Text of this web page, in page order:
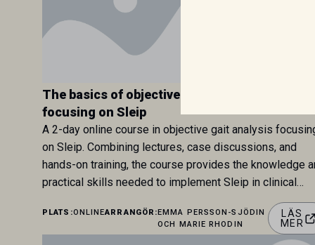
The basics of objective gait analysis in horses
focusing on Sleip
A 2-day online course in objective gait analysis
on Sleip. Combining lectures, case discussions, and
hands-on training, the course provides the knowledge
practical skills needed to implement Sleip in clinical
PLATS:ONLINEARRANGÖR:EMMA PERSSON-SJÖDIN
OCH MARIE RHODIN
LÄS
MER